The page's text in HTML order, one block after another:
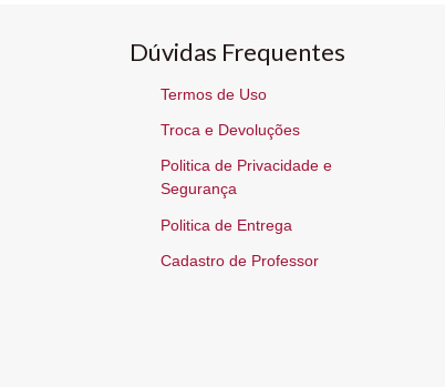
Dúvidas Frequentes
Termos de Uso
Troca e Devoluções
Politica de Privacidade e
Segurança
Politica de Entrega
Cadastro de Professor